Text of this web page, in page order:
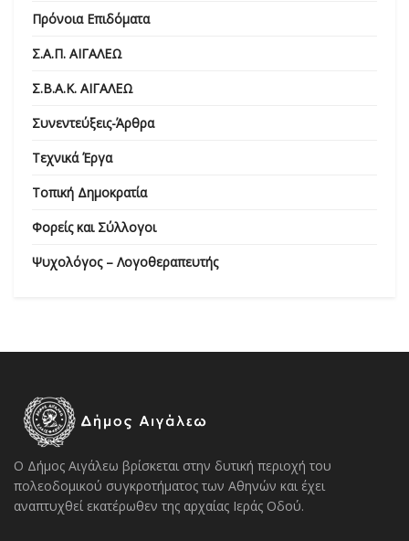
Πρόνοια Επιδόματα
Σ.Α.Π. ΑΙΓΑΛΕΩ
Σ.Β.Α.Κ. ΑΙΓΑΛΕΩ
Συνεντεύξεις-Άρθρα
Τεχνικά Έργα
Τοπική Δημοκρατία
Φορείς και Σύλλογοι
Ψυχολόγος – Λογοθεραπευτής
Ο Δήμος Αιγάλεω βρίσκεται στην δυτική περιοχή του
πολεοδομικού συγκροτήματος των Αθηνών και έχει
αναπτυχθεί εκατέρωθεν της αρχαίας Ιεράς Οδού.